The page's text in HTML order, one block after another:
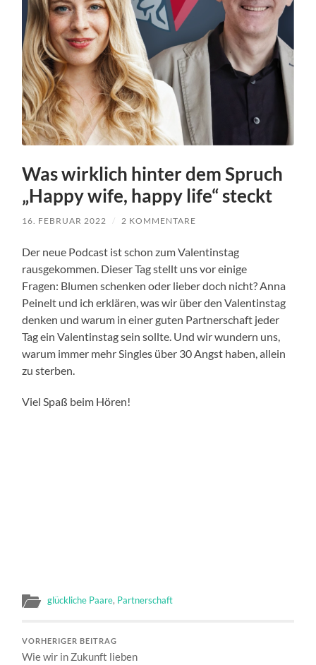
Was wirklich hinter dem Spruch
„Happy wife, happy life“ steckt
16. FEBRUAR 2022 / 2 KOMMENTARE
Der neue Podcast ist schon zum Valentinstag
rausgekommen. Dieser Tag stellt uns vor einige
Fragen: Blumen schenken oder lieber doch nicht? Anna
Peinelt und ich erklären, was wir über den Valentinstag
denken und warum in einer guten Partnerschaft jeder
Tag ein Valentinstag sein sollte. Und wir wundern uns,
warum immer mehr Singles über 30 Angst haben, allein
zu sterben.
Viel Spaß beim Hören!
glückliche Paare, Partnerschaft
VORHERIGER BEITRAG
Wie wir in Zukunft lieben